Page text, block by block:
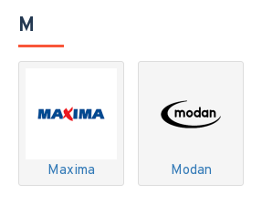
M
Maxima Modan